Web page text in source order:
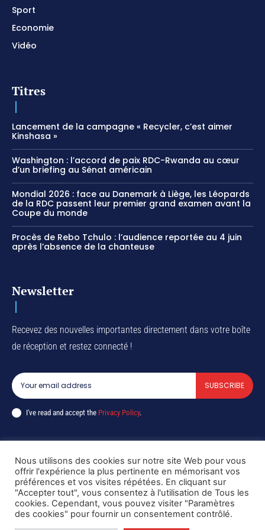
Sport
Economie
Vidéo
Titres
Lancement de la campagne « Recycler, c’est aimer
Kinshasa »
Washington : l’accord de paix RDC-Rwanda au cœur
d’un briefing au Sénat américain
Mondial 2026 : face au Danemark à Liège, les Léopards
de la RDC passent leur premier grand examen avant la
Coupe du monde
Procès de Rebo Tchulo : l’audience reportée au 4 juin
après l’absence de la chanteuse
Newsletter
Recevez des nouvelles importantes directement dans votre boîte
de réception et restez connecté !
SUBSCRIBE
I've read and accept the Privacy Policy.
Copyright © DiaspoRDC. All rights reserved
Nous utilisons des cookies sur notre site Web pour vous
offrir l'expérience la plus pertinente en mémorisant vos
préférences et vos visites répétées. En cliquant sur
"Accepter tout", vous consentez à l'utilisation de Tous les
cookies. Cependant, vous pouvez visiter "Paramètres
des cookies" pour fournir un consentement contrôlé.